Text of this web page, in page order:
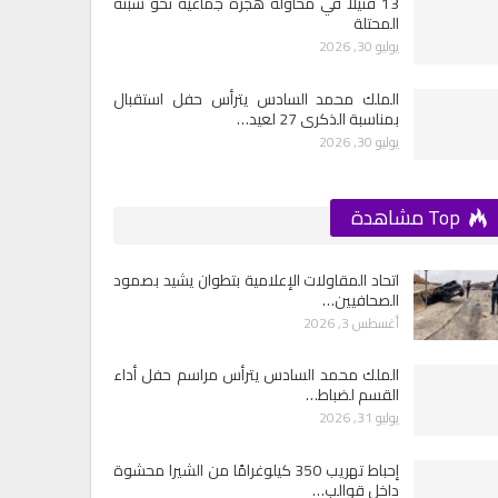
المحتلة
يوليو 30, 2026
الملك محمد السادس يترأس حفل استقبال
بمناسبة الذكرى 27 لعيد…
يوليو 30, 2026
اتحاد المقاولات الإعلامية بتطوان يشيد بصمود
الصحافيين…
أغسطس 3, 2026
الملك محمد السادس يترأس مراسم حفل أداء
القسم لضباط…
يوليو 31, 2026
إحباط تهريب 350 كيلوغرامًا من الشيرا محشوة
داخل قوالب…